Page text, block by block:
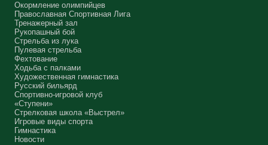
Окормление олимпийцев
Православная Спортивная Лига
Тренажерный зал
Рукопашный бой
Стрельба из лука
Пулевая стрельба
Фехтование
Ходьба с палками
Художественная гимнастика
Русский бильярд
Спортивно-игровой клуб
«Ступени»
Стрелковая школа «Выстрел»
Игровые виды спорта
Гимнастика
Новости